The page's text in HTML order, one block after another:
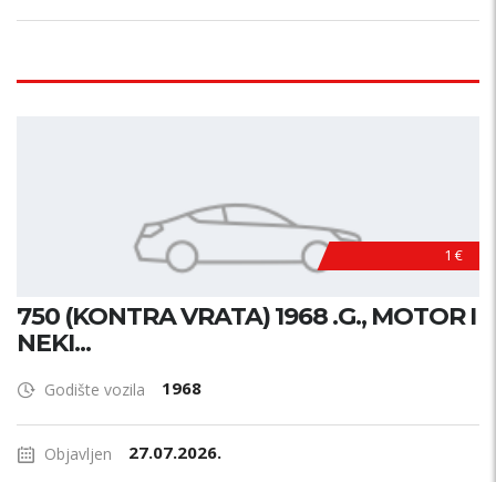
1 €
750 (KONTRA VRATA) 1968 .G., MOTOR I
NEKI...
Godište vozila 1968
Objavljen 27.07.2026.